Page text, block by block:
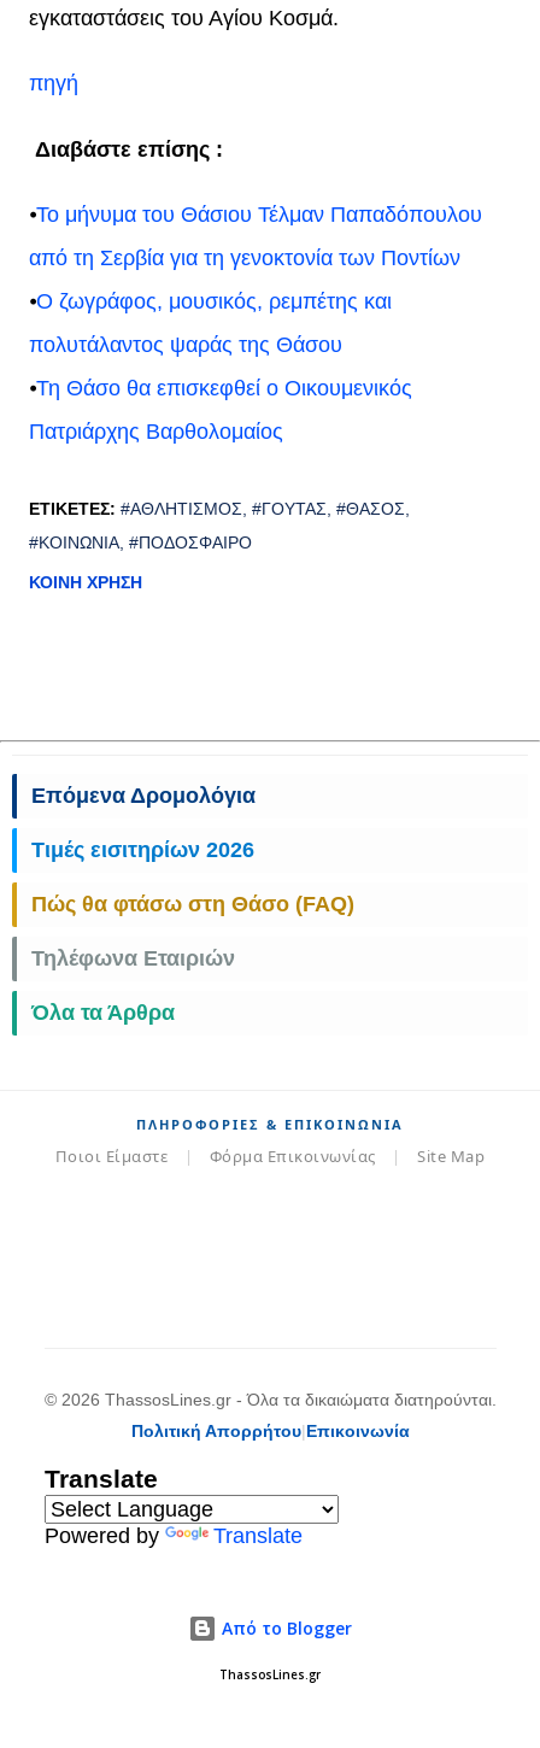
εγκαταστάσεις του Αγίου Κοσμά.
πηγή
Διαβάστε επίσης :
⦁Το μήνυμα του Θάσιου Τέλμαν Παπαδόπουλου
από τη Σερβία για τη γενοκτονία των Ποντίων
⦁Ο ζωγράφος, μουσικός, ρεμπέτης και
πολυτάλαντος ψαράς της Θάσου
⦁Τη Θάσο θα επισκεφθεί ο Οικουμενικός
Πατριάρχης Βαρθολομαίος
ΕΤΙΚΈΤΕΣ: #ΑΘΛΗΤΙΣΜΌΣ #ΓΟΎΤΑΣ #ΘΆΣΟΣ
#ΚΟΙΝΩΝΊΑ #ΠΟΔΌΣΦΑΙΡΟ
ΚΟΙΝΉ ΧΡΉΣΗ
Επόμενα Δρομολόγια
Τιμές εισιτηρίων 2026
Πώς θα φτάσω στη Θάσο (FAQ)
Τηλέφωνα Εταιριών
Όλα τα Άρθρα
ΠΛΗΡΟΦΟΡΊΕΣ & ΕΠΙΚΟΙΝΩΝΊΑ
Ποιοι Είμαστε | Φόρμα Επικοινωνίας | Site Map
© 2026 ThassosLines.gr - Όλα τα δικαιώματα διατηρούνται.
Πολιτική Απορρήτου|Επικοινωνία
Translate
Powered by Translate
Από το Blogger
ThassosLines.gr